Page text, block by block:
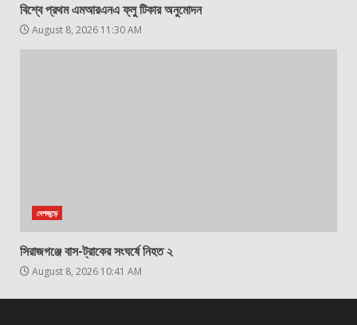
বিশ্বে প্রথম এমআরএনএ ফ্লু টিকার অনুমোদন
August 8, 2026 11:30 AM
দেশজুড়ে
সিরাজগঞ্জে বাস-ট্রাকের সংঘর্ষে নিহত ২
August 8, 2026 10:41 AM